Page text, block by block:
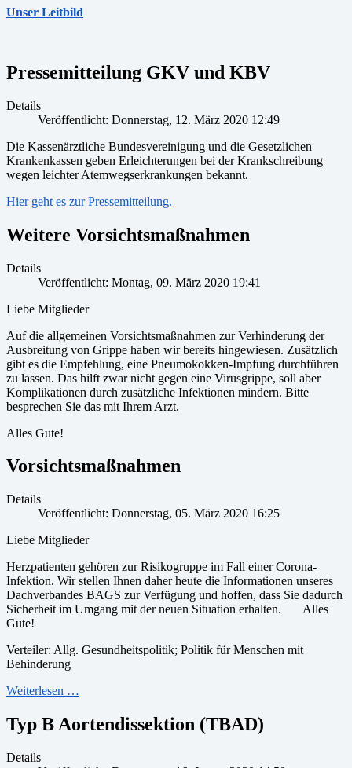
Unser Leitbild
Pressemitteilung GKV und KBV
Details
Veröffentlicht: Donnerstag, 12. März 2020 12:49
Die Kassenärztliche Bundesvereinigung und die Gesetzlichen
Krankenkassen geben Erleichterungen bei der Krankschreibung
wegen leichter Atemwegserkrankungen bekannt.
Hier geht es zur Pressemitteilung.
Weitere Vorsichtsmaßnahmen
Details
Veröffentlicht: Montag, 09. März 2020 19:41
Liebe Mitglieder
Auf die allgemeinen Vorsichtsmaßnahmen zur Verhinderung der
Ausbreitung von Grippe haben wir bereits hingewiesen. Zusätzlich
gibt es die Empfehlung, eine Pneumokokken-Impfung durchführen
zu lassen. Das hilft zwar nicht gegen eine Virusgrippe, soll aber
Komplikationen durch zusätzliche Infektionen mindern. Bitte
besprechen Sie das mit Ihrem Arzt.
Alles Gute!
Vorsichtsmaßnahmen
Details
Veröffentlicht: Donnerstag, 05. März 2020 16:25
Liebe Mitglieder
Herzpatienten gehören zur Risikogruppe im Fall einer Corona-
Infektion. Wir stellen Ihnen daher heute die Informationen unseres
Dachverbandes BAGS zur Verfügung und hoffen, dass Sie dadurch
Sicherheit im Umgang mit der neuen Situation erhalten. Alles
Gute!
Verteiler: Allg. Gesundheitspolitik; Politik für Menschen mit
Behinderung
Weiterlesen …
Typ B Aortendissektion (TBAD)
Details